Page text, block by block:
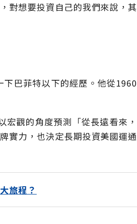
對想要投資自己的我們來說，其
巴菲特以下的經歷。他從1960
觀的角度預測「從長遠看來，
實力，也決定長期投資美國運通
旅程？